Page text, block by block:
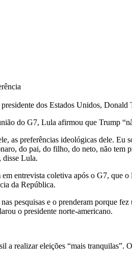
dos Estados Unidos,
do G7, Lula afirmou que Trump
as preferências ideológicas dele.
do pai, do filho, do neto, não
disse Lula.
entrevista coletiva após o G7,
da República.
pesquisas e o prenderam porque
o presidente norte-americano.
realizar eleições “mais